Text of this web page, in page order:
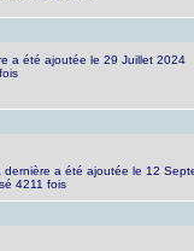
a été ajoutée le 29 Juillet 2024
dernière a été ajoutée le 12
4211 fois